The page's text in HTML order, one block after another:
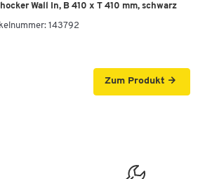
Wall In, B 410 x T 410 mm, schwarz
143792
Zum Produkt